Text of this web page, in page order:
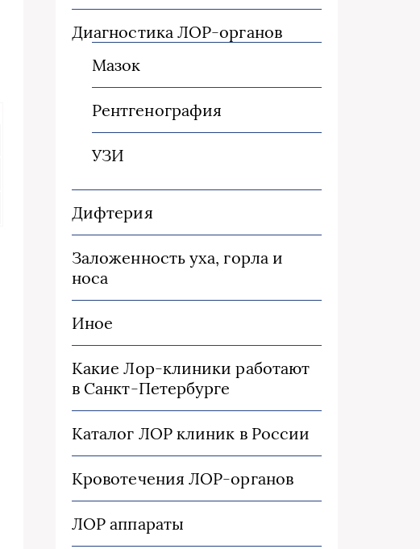
Диагностика ЛОР-органов
Мазок
Рентгенография
УЗИ
Дифтерия
Заложенность уха, горла и
носа
Иное
Какие Лор-клиники работают
в Санкт-Петербурге
Каталог ЛОР клиник в России
Кровотечения ЛОР-органов
ЛОР аппараты